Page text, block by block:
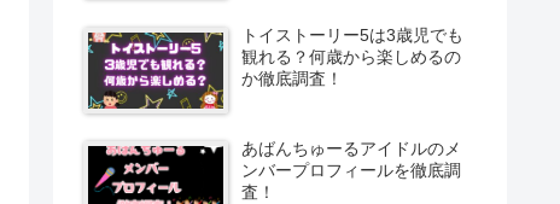
トイストーリー5は3歳児でも
観れる？何歳から楽しめるの
か徹底調査！
あばんちゅーるアイドルのメ
ンバープロフィールを徹底調
査！